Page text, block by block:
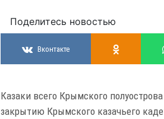
Поделитесь новостью
Вконтакте
Казаки всего Крымского
закрытию Крымского казачьего